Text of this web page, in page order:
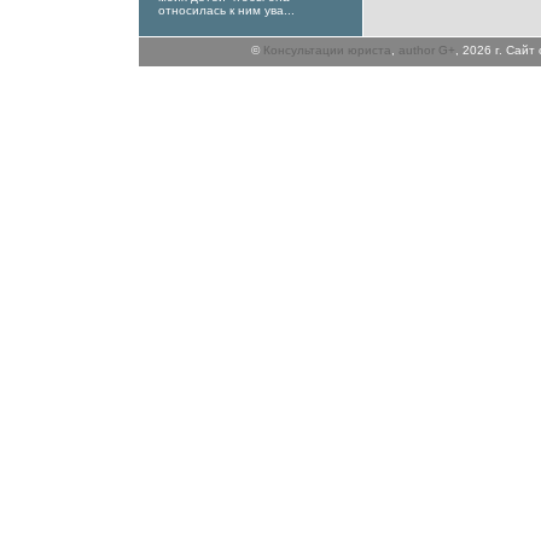
относилась к ним ува...
© Консультации юриста author G+ , 2026 г.